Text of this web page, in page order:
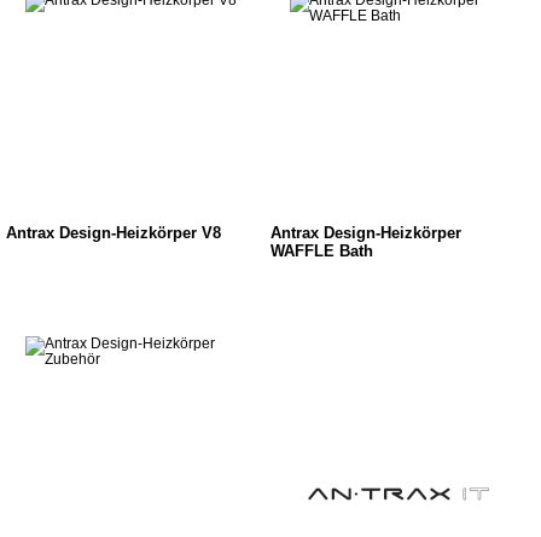
Antrax Design-Heizkörper V8
Antrax Design-Heizkörper
WAFFLE Bath